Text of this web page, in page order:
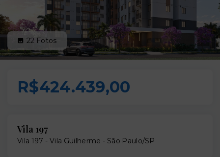
22 Fotos
R$424.439,00
Vila 197
Vila 197 -Vila Guilherme - São Paulo/SP